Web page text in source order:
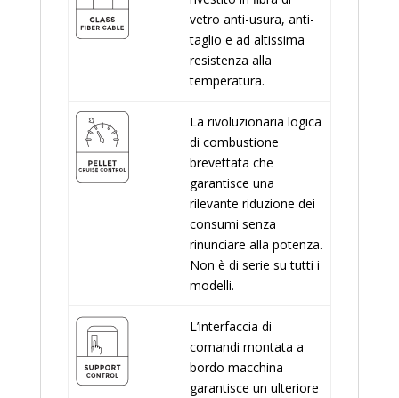
vetro anti-usura, anti-
taglio e ad altissima
resistenza alla
temperatura.
La rivoluzionaria logica
di combustione
brevettata che
garantisce una
rilevante riduzione dei
consumi senza
rinunciare alla potenza.
Non è di serie su tutti i
modelli.
L’interfaccia di
comandi montata a
bordo macchina
garantisce un ulteriore